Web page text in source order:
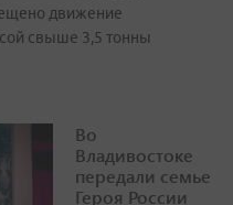
движение
свыше 3,5 тонны
Во
Владивостоке
передали семье
Героя России